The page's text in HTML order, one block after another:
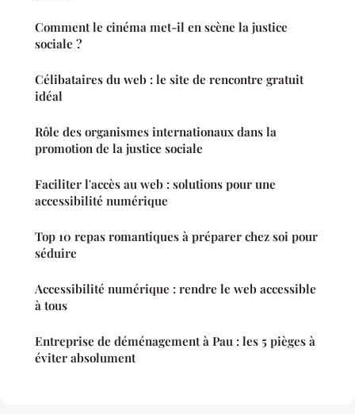
Comment le cinéma met-il en scène la justice
sociale ?
Célibataires du web : le site de rencontre gratuit
idéal
Rôle des organismes internationaux dans la
promotion de la justice sociale
Faciliter l'accès au web : solutions pour une
accessibilité numérique
Top 10 repas romantiques à préparer chez soi pour
séduire
Accessibilité numérique : rendre le web accessible
à tous
Entreprise de déménagement à Pau : les 5 pièges à
éviter absolument